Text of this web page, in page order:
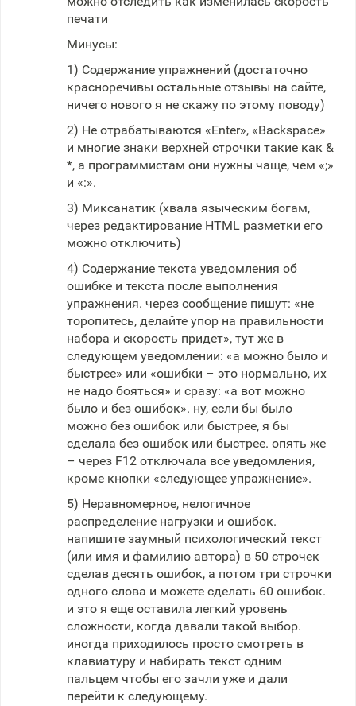
печати
Минусы:
1) Содержание упражнений (достаточно
красноречивы остальные отзывы на сайте,
ничего нового я не скажу по этому поводу)
2) Не отрабатываются «Enter», «Backspace»
и многие знаки верхней строчки такие как &
*, а программистам они нужны чаще, чем «;»
и «:».
3) Миксанатик (хвала языческим богам,
через редактирование HTML разметки его
можно отключить)
4) Содержание текста уведомления об
ошибке и текста после выполнения
упражнения. через сообщение пишут: «не
торопитесь, делайте упор на правильности
набора и скорость придет», тут же в
следующем уведомлении: «а можно было и
быстрее» или «ошибки – это нормально, их
не надо бояться» и сразу: «а вот можно
было и без ошибок». ну, если бы было
можно без ошибок или быстрее, я бы
сделала без ошибок или быстрее. опять же
– через F12 отключала все уведомления,
кроме кнопки «следующее упражнение».
5) Неравномерное, нелогичное
распределение нагрузки и ошибок.
напишите заумный психологический текст
(или имя и фамилию автора) в 50 строчек
сделав десять ошибок, а потом три строчки
одного слова и можете сделать 60 ошибок.
и это я еще оставила легкий уровень
сложности, когда давали такой выбор.
иногда приходилось просто смотреть в
клавиатуру и набирать текст одним
пальцем чтобы его зачли уже и дали
перейти к следующему.